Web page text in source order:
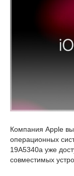
Компания Apple
операционных
19A5340a уже
совместимых